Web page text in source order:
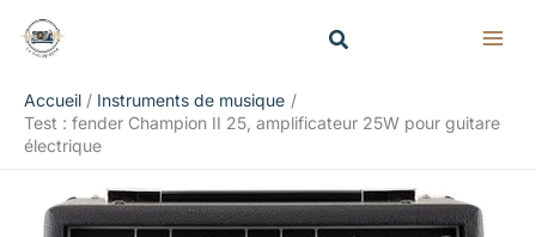
Accueil
Instruments de musique
Test : fender Champion II 25, amplificateur 25W pour guitare
électrique
Rechercher